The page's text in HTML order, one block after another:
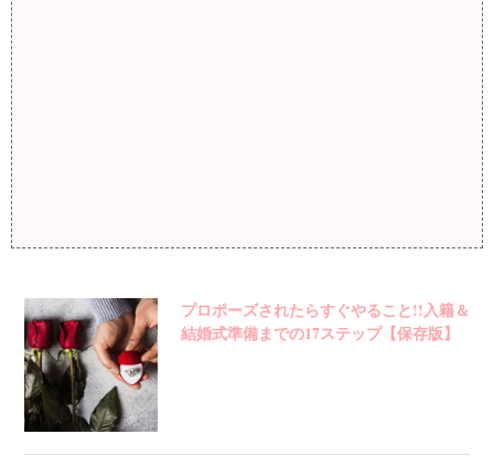
プロポーズされたらすぐやること!!入籍＆
結婚式準備までの17ステップ【保存版】